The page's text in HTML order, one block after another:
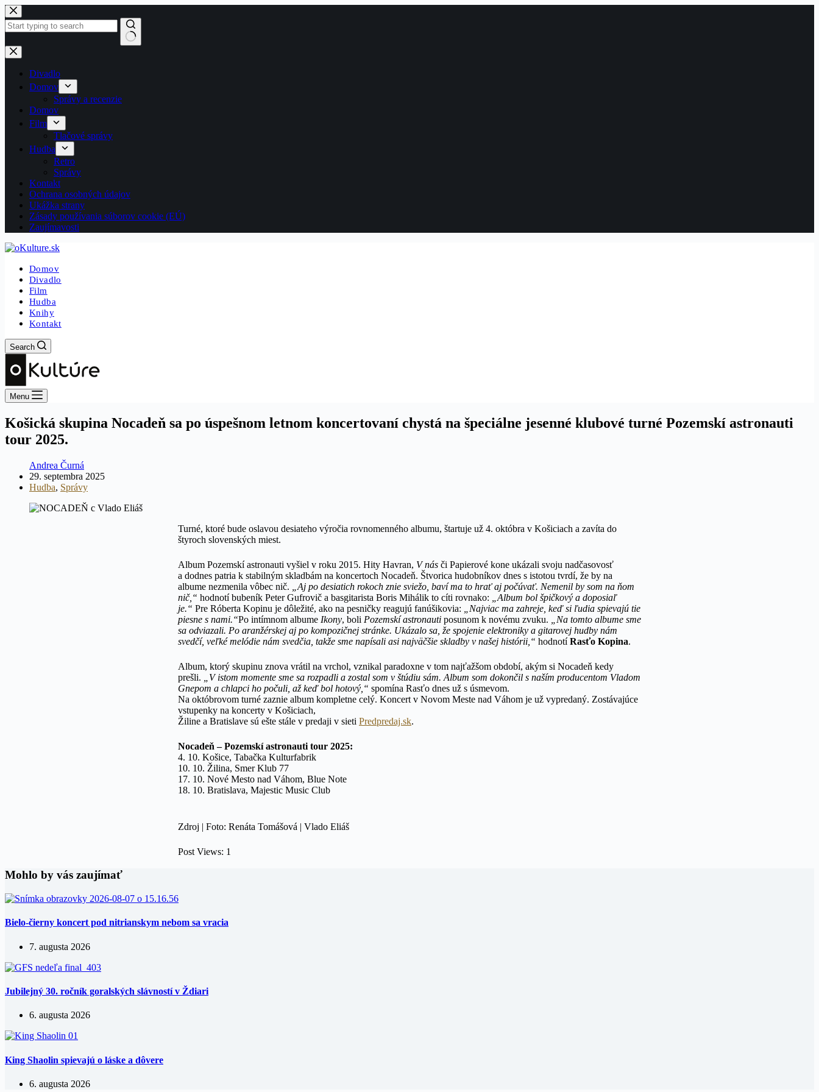
Skip
to
content
No
results
Divadlo
Domov
Správy a recenzie
Domov
Film
Tlačové správy
Hudba
Retro
Správy
Kontakt
Ochrana osobných údajov
Ukážka strany
Zásady používania súborov cookie (EÚ)
Zaujímavosti
Domov
Divadlo
Film
Hudba
Knihy
Kontakt
Search
Menu
Košická skupina Nocadeň sa po úspešnom letnom koncertovaní chystá na špeciálne jesenné klubové turné Pozemskí astronauti
tour 2025.
Andrea Čurná
29. septembra 2025
Hudba, Správy
Turné, ktoré bude oslavou desiateho výročia rovnomenného albumu, štartuje už 4. októbra v Košiciach a zavíta do
štyroch slovenských miest.
Album Pozemskí astronauti vyšiel v roku 2015. Hity Havran, V nás či Papierové kone ukázali svoju nadčasovosť
a dodnes patria k stabilným skladbám na koncertoch Nocadeň. Štvorica hudobníkov dnes s istotou tvrdí, že by na
albume nezmenila vôbec nič.
„Aj po desiatich rokoch znie sviežo, baví ma to hrať aj počúvať. Nemenil by som na ňom
nič,“ hodnotí bubeník Peter Gufrovič a basgitarista Boris Mihálik to cíti rovnako:
„Album bol špičkový a doposiaľ
je.“ Pre Róberta Kopinu je dôležité, ako na pesničky reagujú fanúšikovia:
„Najviac ma zahreje, keď si ľudia spievajú tie
piesne s nami.“Po intímnom albume Ikony, boli Pozemskí astronauti posunom k novému zvuku.
„Na tomto albume sme
sa odviazali. Po aranžérskej aj po kompozičnej stránke. Ukázalo sa, že spojenie elektroniky a gitarovej hudby nám
svedčí, veľké melódie nám svedčia, takže sme napísali asi najväčšie skladby v našej histórii,“ hodnotíRasťo Kopina.
Album, ktorý skupinu znova vrátil na vrchol, vznikal paradoxne v tom najťažšom období, akým si Nocadeň kedy
prešli.
„V istom momente sme sa rozpadli a zostal som v štúdiu sám. Album som dokončil s naším producentom Vladom
Gnepom a chlapci ho počuli, až keď bol hotový,“ spomína Rasťo dnes už s úsmevom.
Na októbrovom turné zaznie album kompletne celý. Koncert v Novom Meste nad Váhom je už vypredaný. Zostávajúce
vstupenky na koncerty v Košiciach,
Žiline a Bratislave sú ešte stále v predaji v sieti Predpredaj.sk.
Nocadeň – Pozemskí astronauti tour 2025:
4. 10. Košice, Tabačka Kulturfabrik
10. 10. Žilina, Smer Klub 77
17. 10. Nové Mesto nad Váhom, Blue Note
18. 10. Bratislava, Majestic Music Club
Zdroj | Foto: Renáta Tomášová | Vlado Eliáš
Post Views: 1
Mohlo by vás zaujímať
Bielo-čierny koncert pod nitrianskym nebom sa vracia
7. augusta 2026
Jubilejný 30. ročník goralských slávností v Ždiari
6. augusta 2026
King Shaolin spievajú o láske a dôvere
6. augusta 2026